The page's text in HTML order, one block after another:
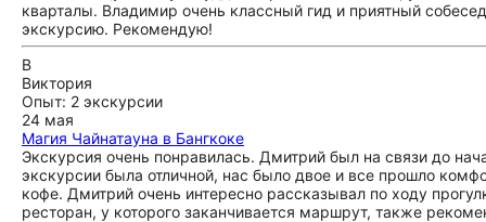
кварталы. Владимир очень классный гид и приятный
экскурсию. Рекомендую!
В
Виктория
Опыт: 2 экскурсии
24 мая
Магия Чайнатауна в Бангкоке
Экскурсия очень понравилась. Дмитрий был на связи до
экскурсии была отличной, нас было двое и все прошло
кофе. Дмитрий очень интересно рассказывал по ходу
ресторан, у которого заканчивается маршрут, также